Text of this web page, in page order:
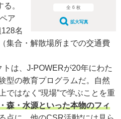
全 6 枚
拡大写真
。
ア
名
集合・解散場所までの交通費
は、J-POWERが20年にわた
型の教育プログラムだ。自然
ではなく“現場”で学ぶことを重
森・水源といった本物のフィ